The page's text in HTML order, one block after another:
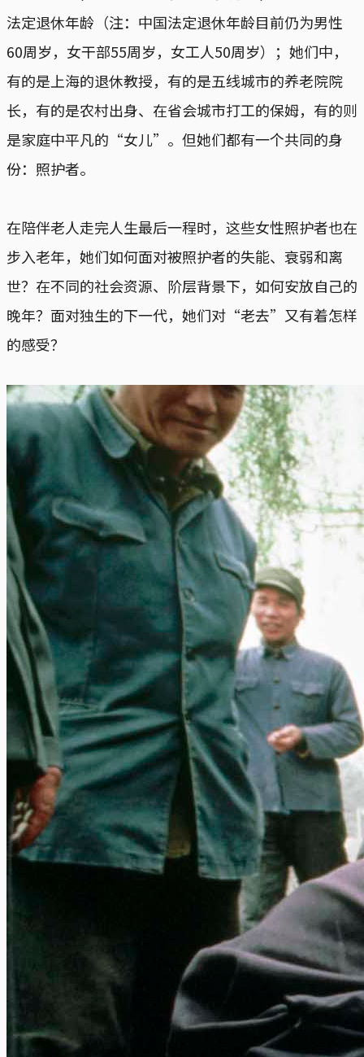
法定退休年龄（注：中国法定退休年龄目前仍为男性
60周岁，女干部55周岁，女工人50周岁）；她们中，
有的是上海的退休教授，有的是五线城市的养老院院
长，有的是农村出身、在省会城市打工的保姆，有的则
是家庭中平凡的“女儿”。但她们都有一个共同的身
份：照护者。
在陪伴老人走完人生最后一程时，这些女性照护者也在
步入老年，她们如何面对被照护者的失能、衰弱和离
世？在不同的社会资源、阶层背景下，如何安放自己的
晚年？面对独生的下一代，她们对“老去”又有着怎样
的感受？